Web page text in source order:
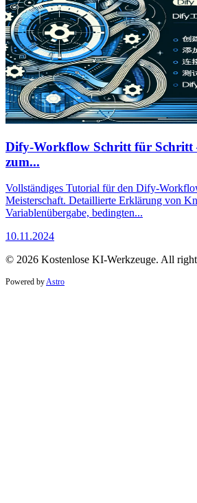
Dify-Workflow Schritt für Schritt
zum...
Vollständiges Tutorial für den Dify-
Meisterschaft. Detaillierte Erklärung von
Variablenübergabe, bedingten...
10.11.2024
© 2026 Kostenlose KI-Werkzeuge. All
Powered byAstro